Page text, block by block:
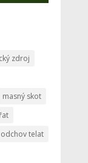
zdroj
masný skot
odchov telat